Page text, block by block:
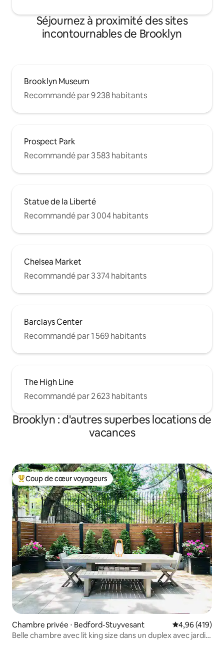
Séjournez à proximité des sites
incontournables de Brooklyn
Brooklyn Museum
Recommandé par 9 238 habitants
Prospect Park
Recommandé par 3 583 habitants
Statue de la Liberté
Recommandé par 3 004 habitants
Chelsea Market
Recommandé par 3 374 habitants
Barclays Center
Recommandé par 1 569 habitants
The High Line
Recommandé par 2 623 habitants
Brooklyn : d'autres superbes locations de
vacances
Coups de cœur voyageurs les plus appréciés
Coup de cœur voyageurs
Chambre privée ⋅ Bedford-Stuyvesant Évaluation
4,96 (419)
Belle chambre avec lit king size dans un duplex avec jardin